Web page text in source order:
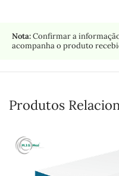
Nota:Confirmar a
acompanha o produto
Produtos